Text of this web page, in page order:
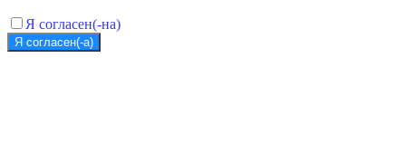
Я согласен(-на)
Я согласен(-а)